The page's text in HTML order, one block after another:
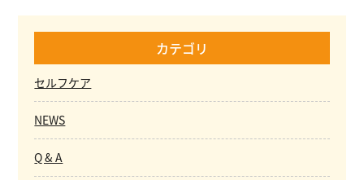
カテゴリ
セルフケア
NEWS
Q & A